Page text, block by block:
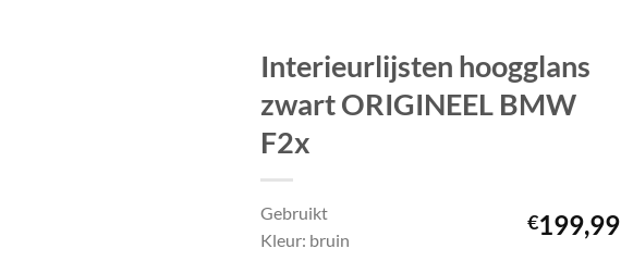
Interieurlijsten hoogglans
zwart ORIGINEEL BMW
F2x
€199,99
Gebruikt
Kleur: bruin